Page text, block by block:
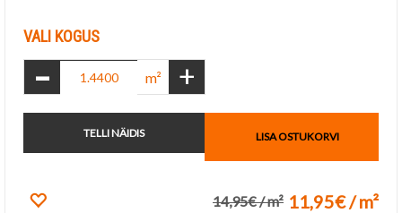
VALI KOGUS
- m² +
TELLI NÄIDIS LISA OSTUKORVI
14,95€ / m² 11,95€ / m²